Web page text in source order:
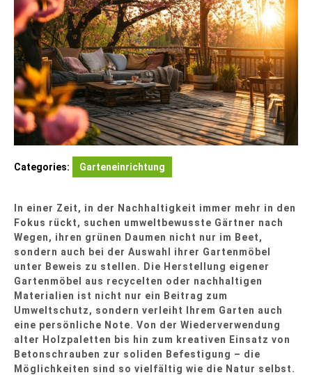
Categories: Garteneinrichtung
In einer Zeit, in der Nachhaltigkeit immer mehr in den
Fokus rückt, suchen umweltbewusste Gärtner nach
Wegen, ihren grünen Daumen nicht nur im Beet,
sondern auch bei der Auswahl ihrer Gartenmöbel
unter Beweis zu stellen. Die Herstellung eigener
Gartenmöbel aus recycelten oder nachhaltigen
Materialien ist nicht nur ein Beitrag zum
Umweltschutz, sondern verleiht Ihrem Garten auch
eine persönliche Note. Von der Wiederverwendung
alter Holzpaletten bis hin zum kreativen Einsatz von
Betonschrauben zur soliden Befestigung – die
Möglichkeiten sind so vielfältig wie die Natur selbst.